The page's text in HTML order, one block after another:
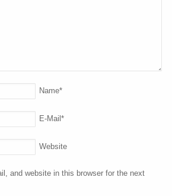
Name*
E-Mail*
Website
and website in this browser for the next